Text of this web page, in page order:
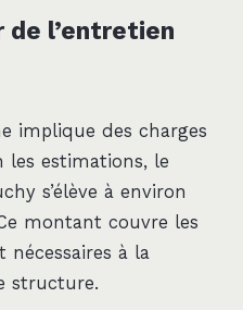
de l’entretien
implique des charges
les estimations, le
s’élève à environ
montant couvre les
à la
structure.